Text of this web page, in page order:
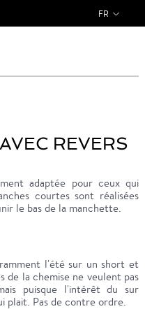
FR
REVERS
adaptée pour ceux qui
courtes sont réalisées
le bas de la manchette.
l'été sur un short et
de la chemise ne veulent pas
puisque l'intérêt du sur
plait. Pas de contre ordre.